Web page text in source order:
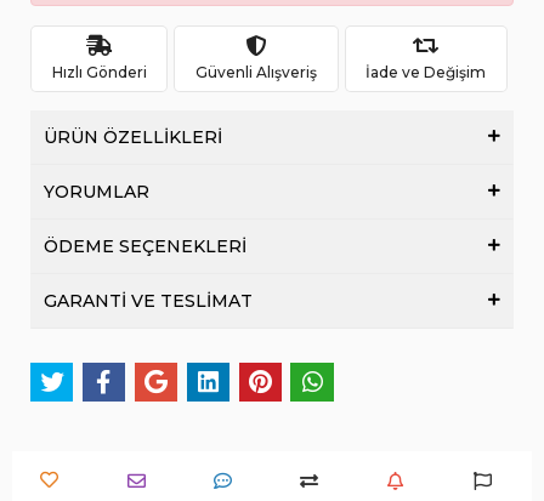
Hızlı Gönderi Güvenli Alışveriş İade ve Değişim
ÜRÜN ÖZELLİKLERİ
YORUMLAR
ÖDEME SEÇENEKLERİ
GARANTİ VE TESLİMAT